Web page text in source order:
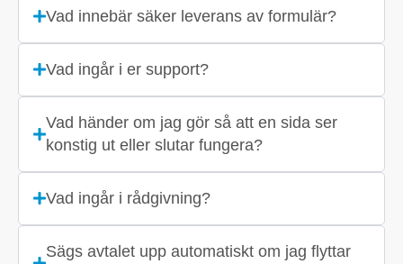
Vad innebär säker leverans av formulär?
Vad ingår i er support?
Vad händer om jag gör så att en sida ser
konstig ut eller slutar fungera?
Vad ingår i rådgivning?
Sägs avtalet upp automatiskt om jag flyttar